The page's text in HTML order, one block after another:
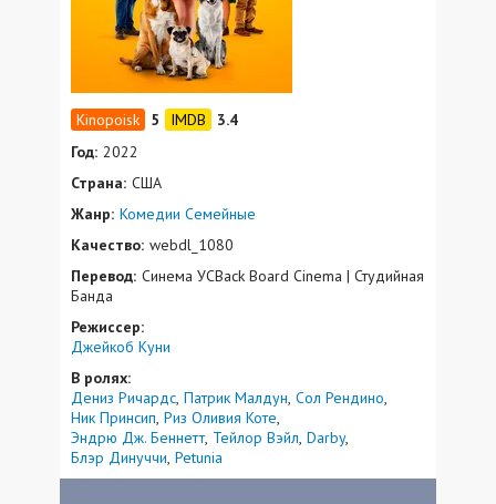
5
3.4
Год: 2022
Страна: США
Жанр: Комедии Семейные
Качество: webdl_1080
Перевод: Синема УСBack Board Cinema | Студийная
Банда
Режиссер:
Джейкоб Куни
В ролях:
Дениз Ричардс Патрик Малдун Сол Рендино
Ник Принсип Риз Оливия Коте
Эндрю Дж. Беннетт Тейлор Вэйл Darby
Блэр Динуччи Petunia